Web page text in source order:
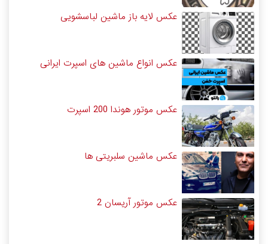
عکس لایه باز ماشین لباسشویی
عکس انواع ماشین های اسپرت ایرانی
عکس موتور هوندا 200 اسپرت
عکس ماشین سلبریتی ها
عکس موتور آریسان 2